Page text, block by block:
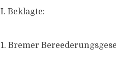
I. Beklagte:
1. Bremer